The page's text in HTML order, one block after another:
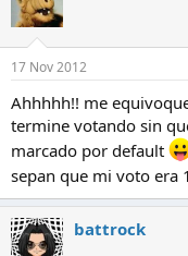
17 Nov 2012
Ahhhhh!! me
termine votando sin
marcado por default
sepan que mi voto era
battrock